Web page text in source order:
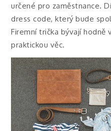
určené pro zaměstnance.
dress code, který bude
Firemní trička bývají hodně
praktickou věc.